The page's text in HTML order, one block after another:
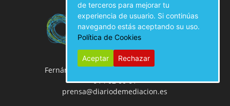
Fernán González, 50 Local, 28009 Madrid
914 02 00 61
prensa@diariodemediacion.es
de terceros para mejorar tu
experiencia de usuario. Si continúas
navegando estás aceptando su uso.
Política de Cookies
Aceptar Rechazar